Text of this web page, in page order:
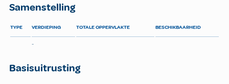
Samenstelling
TYPE VERDIEPING TOTALE OPPERVLAKTE BESCHIKBAARHEID
-
Basisuitrusting